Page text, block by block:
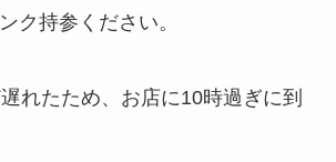
ク持参ください。
れたため、お店に10時過ぎに到